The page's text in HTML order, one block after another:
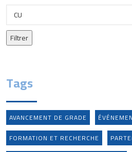
Tags
AVANCEMENT DE GRADE
FORMATION ET RECHERCHE